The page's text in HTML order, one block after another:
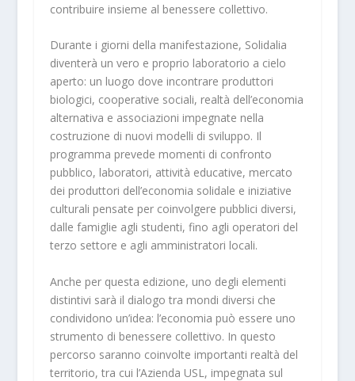
contribuire insieme al benessere collettivo.
Durante i giorni della manifestazione, Solidalia
diventerà un vero e proprio laboratorio a cielo
aperto: un luogo dove incontrare produttori
biologici, cooperative sociali, realtà dell’economia
alternativa e associazioni impegnate nella
costruzione di nuovi modelli di sviluppo. Il
programma prevede momenti di confronto
pubblico, laboratori, attività educative, mercato
dei produttori dell’economia solidale e iniziative
culturali pensate per coinvolgere pubblici diversi,
dalle famiglie agli studenti, fino agli operatori del
terzo settore e agli amministratori locali.
Anche per questa edizione, uno degli elementi
distintivi sarà il dialogo tra mondi diversi che
condividono un’idea: l’economia può essere uno
strumento di benessere collettivo. In questo
percorso saranno coinvolte importanti realtà del
territorio, tra cui l’Azienda USL, impegnata sul